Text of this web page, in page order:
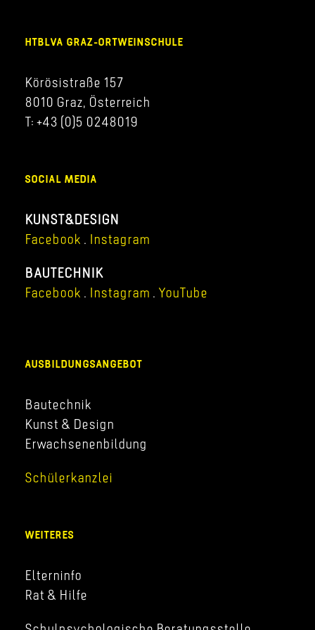
HTBLVA GRAZ-ORTWEINSCHULE
Körösistraße 157
8010 Graz, Österreich
T: +43 (0)5 0248019
SOCIAL MEDIA
KUNST&DESIGN
Facebook . Instagram
BAUTECHNIK
Facebook . Instagram . YouTube
AUSBILDUNGSANGEBOT
Bautechnik
Kunst & Design
Erwachsenenbildung
Schülerkanzlei
WEITERES
Elterninfo
Rat & Hilfe